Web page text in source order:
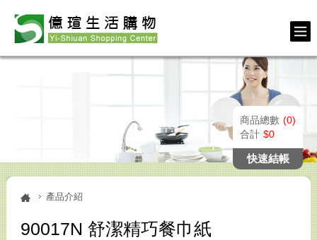
商品總數
0
合計
0
快速結帳
產品介紹
90017N 舒潔精巧餐巾紙